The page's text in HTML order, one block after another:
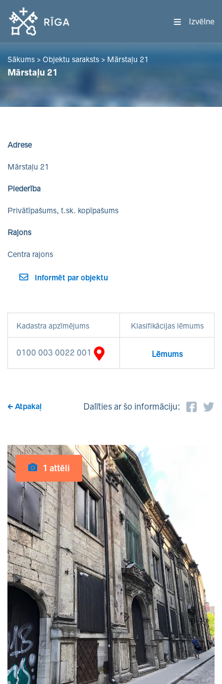
Izvēlne
Sākums > Objektu saraksts > Mārstaļu 21
Mārstaļu 21
Adrese
Mārstaļu 21
Piederība
Privātīpašums, t.sk. kopīpašums
Rajons
Centra rajons
Informēt par objektu
Kadastra apzīmējums Klasifikācijas lēmums
0100 003 0022 001 Lēmums
Atpakaļ Dalīties ar šo informāciju:
1 attēli